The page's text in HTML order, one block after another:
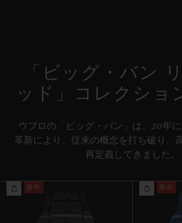
約72時間
ン入りストラクチャードラバーストラップ
ブラックセラミック＆チタニウム（ブラッ
「ビッグ・バン
ッド」コレクショ
ウブロの「ビッグ・バン」は、20年
革新により、従来の概念を打ち破り、
再定義してきました。
新作 新作